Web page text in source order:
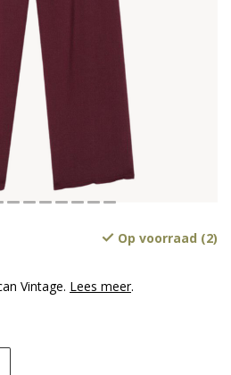
Op voorraad (2)
Vintage. Lees meer.